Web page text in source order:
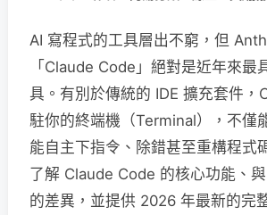
AI 寫程式的工具層出不窮，但
「Claude Code」絕對是近年來最
具。有別於傳統的 IDE 擴充套件，
駐你的終端機（Terminal），不僅
能自主下指令、除錯甚至重構程式
了解 Claude Code 的核心功能、
的差異，並提供 2026 年最新的完